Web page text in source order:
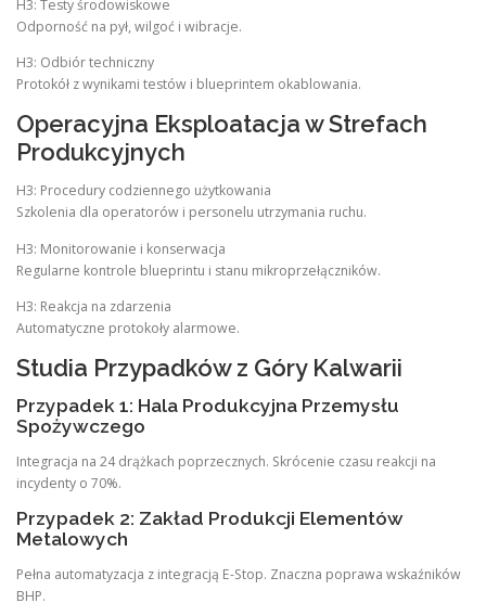
H3: Testy środowiskowe
Odporność na pył, wilgoć i wibracje.
H3: Odbiór techniczny
Protokół z wynikami testów i blueprintem okablowania.
Operacyjna Eksploatacja w Strefach
Produkcyjnych
H3: Procedury codziennego użytkowania
Szkolenia dla operatorów i personelu utrzymania ruchu.
H3: Monitorowanie i konserwacja
Regularne kontrole blueprintu i stanu mikroprzełączników.
H3: Reakcja na zdarzenia
Automatyczne protokoły alarmowe.
Studia Przypadków z Góry Kalwarii
Przypadek 1: Hala Produkcyjna Przemysłu
Spożywczego
Integracja na 24 drążkach poprzecznych. Skrócenie czasu reakcji na
incydenty o 70%.
Przypadek 2: Zakład Produkcji Elementów
Metalowych
Pełna automatyzacja z integracją E-Stop. Znaczna poprawa wskaźników
BHP.